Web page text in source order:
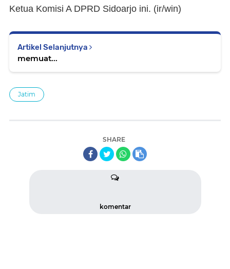
Ketua Komisi A DPRD Sidoarjo ini. (ir/win)
Artikel Selanjutnya
memuat...
Jatim
SHARE
komentar